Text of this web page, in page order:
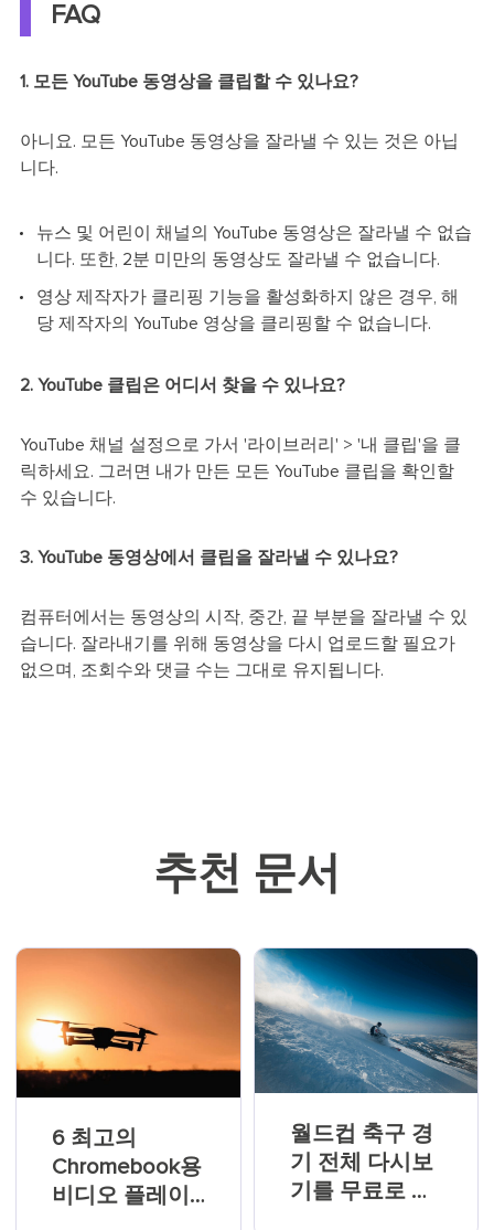
FAQ
1. 모든 YouTube 동영상을 클립할 수 있나요?
아니요. 모든 YouTube 동영상을 잘라낼 수 있는 것은 아닙
니다.
뉴스 및 어린이 채널의 YouTube 동영상은 잘라낼 수 없습
니다. 또한, 2분 미만의 동영상도 잘라낼 수 없습니다.
영상 제작자가 클리핑 기능을 활성화하지 않은 경우, 해
당 제작자의 YouTube 영상을 클리핑할 수 없습니다.
2. YouTube 클립은 어디서 찾을 수 있나요?
YouTube 채널 설정으로 가서 '라이브러리' > '내 클립'을 클
릭하세요. 그러면 내가 만든 모든 YouTube 클립을 확인할
수 있습니다.
3. YouTube 동영상에서 클립을 잘라낼 수 있나요?
컴퓨터에서는 동영상의 시작, 중간, 끝 부분을 잘라낼 수 있
습니다. 잘라내기를 위해 동영상을 다시 업로드할 필요가
없으며, 조회수와 댓글 수는 그대로 유지됩니다.
추천 문서
6 최고의
Chromebook용
비디오 플레이
월드컵 축구 경
기 전체 다시보
기를 무료로 시